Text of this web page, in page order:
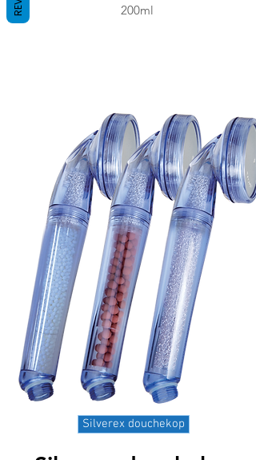
200ml
Silverex douchekop